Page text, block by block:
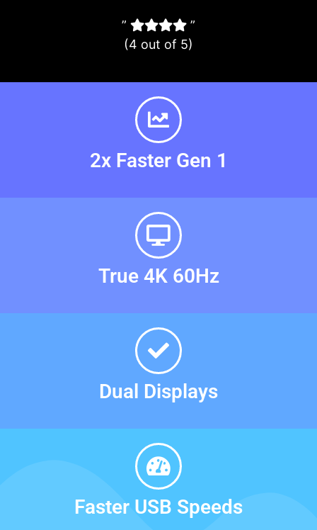
”
”
(4 out of 5)
2x Faster Gen 1
True 4K 60Hz
Dual Displays
Faster USB Speeds